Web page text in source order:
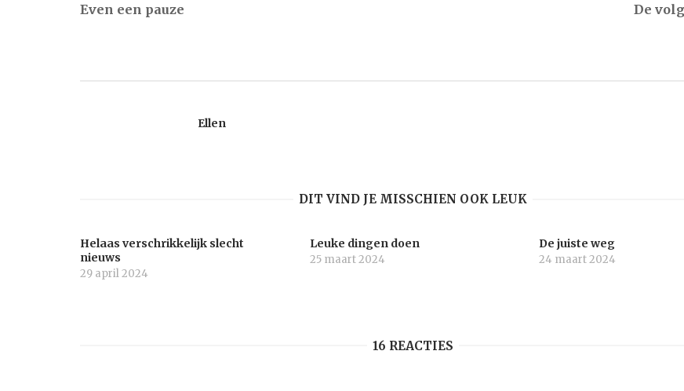
navigatie
Even een pauze De
Ellen
DIT VIND JE MISSCHIEN OOK LEUK
Helaas verschrikkelijk slecht
nieuws
29 april 2024
Leuke dingen doen
25 maart 2024
De juiste weg
24 maart 2024
16 REACTIES